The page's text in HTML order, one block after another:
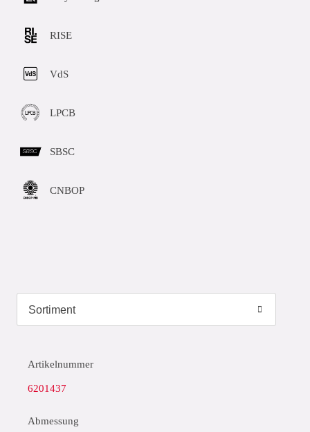
RISE
VdS
LPCB
SBSC
CNBOP
Artikelnummer
6201437
Abmessung